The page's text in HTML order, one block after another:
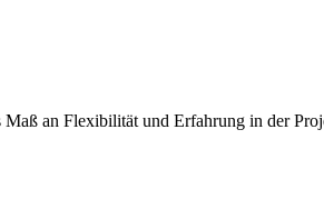
an Flexibilität und Erfahrung in der